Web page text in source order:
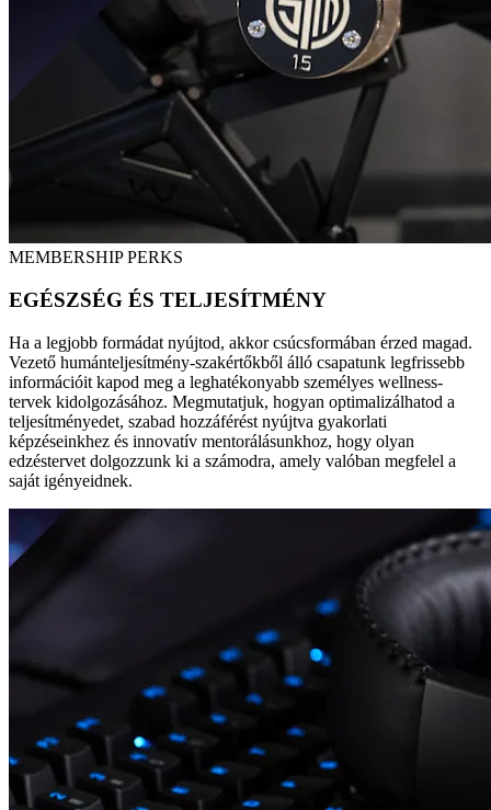
MEMBERSHIP PERKS
EGÉSZSÉG ÉS TELJESÍTMÉNY
Ha a legjobb formádat nyújtod, akkor csúcsformában érzed magad.
Vezető humánteljesítmény-szakértőkből álló csapatunk legfrissebb
információit kapod meg a leghatékonyabb személyes wellness-
tervek kidolgozásához. Megmutatjuk, hogyan optimalizálhatod a
teljesítményedet, szabad hozzáférést nyújtva gyakorlati
képzéseinkhez és innovatív mentorálásunkhoz, hogy olyan
edzéstervet dolgozzunk ki a számodra, amely valóban megfelel a
saját igényeidnek.